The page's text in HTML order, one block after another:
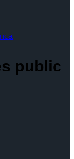
public